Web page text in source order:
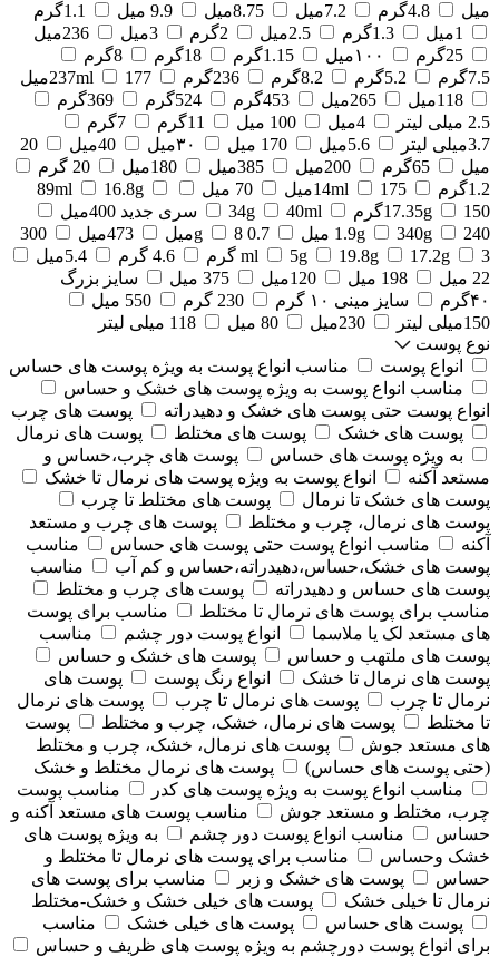
میل
4.8گرم 7.2میل 8.75میل 9.9 میل
1.1گرم
1میل
1.3گرم 2.5میل 2گرم 3میل
236میل
25گرم
۱۰۰میل 1.15گرم 18گرم
8گرم
7.5گرم
5.2گرم 8.2گرم 236گرم 237ml
177میل
118میل
265میل 453گرم 524گرم
369گرم
2.5 میلی لیتر
4میل 100 میل 11گرم
7گرم
3.7میلی لیتر
5.6میل 170 میل ۳۰میل 40میل
20
میل
65گرم 200میل 385میل 180میل
20 گرم
1.2گرم
14ml 175میل 70 میل 89ml
16.8g
17.35g
150گرم 34g 40ml
سری جدید 400میل
1.9g
340g 240 میل 0.7 g 8میل 473میل
300
ml
5g 19.8g 17.2g 3 گرم 4.6 گرم
5.4میل
22 میل
198 میل 120میل 375 میل
سایز بزرگ
۴۰گرم
سایز مینی ۱۰ گرم 230 گرم
550 میل
150میلی لیتر
230میل 80 میل
118 میلی لیتر
نوع پوست
انواع پوست
مناسب انواع پوست به ویژه پوست های حساس
مناسب انواع پوست به ویژه پوست های خشک و حساس
انواع پوست حتی پوست های خشک و دهیدراته
پوست های چرب
پوست های خشک
پوست های مختلط
پوست های نرمال
به ویژه پوست های حساس
پوست های چرب،حساس و
مستعد آکنه
انواع پوست به ویژه پوست های نرمال تا خشک
پوست های خشک تا نرمال
پوست های مختلط تا چرب
پوست های نرمال، چرب و مختلط
پوست های چرب و مستعد
آکنه
مناسب انواع پوست حتی پوست های حساس
مناسب
پوست های خشک،حساس،دهیدراته،حساس و کم آب
مناسب
پوست های حساس و دهیدراته
پوست های چرب و مختلط
مناسب برای پوست های نرمال تا مختلط
مناسب برای پوست
های مستعد لک یا ملاسما
انواع پوست دور چشم
مناسب
پوست های ملتهب و حساس
پوست های خشک و حساس
پوست های نرمال تا خشک
انواع رنگ پوست
پوست های
نرمال تا چرب
پوست های نرمال تا چرب
پوست های نرمال
تا مختلط
پوست های نرمال، خشک، چرب و مختلط
پوست
های مستعد جوش
پوست های نرمال، خشک، چرب و مختلط
(حتی پوست های حساس)
پوست های نرمال مختلط و خشک
مناسب انواع پوست به ویژه پوست های کدر
مناسب پوست
چرب، مختلط و مستعد جوش
مناسب پوست های مستعد آکنه و
حساس
مناسب انواع پوست دور چشم
به ویژه پوست های
خشک وحساس
مناسب برای پوست های نرمال تا مختلط و
حساس
پوست های خشک و زبر
مناسب برای پوست های
نرمال تا خیلی خشک
پوست های خیلی خشک و خشک-مختلط
پوست های حساس
پوست های خیلی خشک
مناسب
برای انواع پوست دورچشم به ویژه پوست های ظریف و حساس